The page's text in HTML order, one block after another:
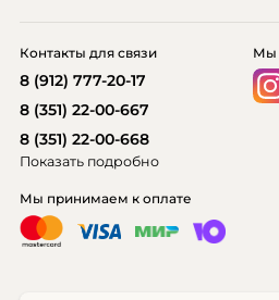
Мы принимаем к оплате
Мы
Контакты для связи
8 (912) 777-20-17
8 (351) 22-00-667
8 (351) 22-00-668
Показать подробно